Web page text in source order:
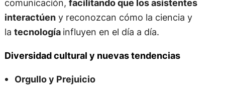
comunicación, facilitando que los asistentes
interactúeny reconozcan cómo la ciencia y
la tecnología influyen en el día a día.
Diversidad cultural y nuevas tendencias
Orgullo y Prejuicio